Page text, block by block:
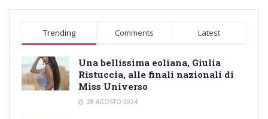
Trending Comments Latest
Una bellissima eoliana, Giulia
Ristuccia, alle finali nazionali di
Miss Universo
28 AGOSTO 2024